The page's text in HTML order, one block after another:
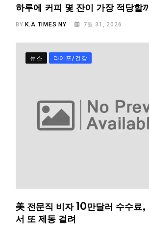
하루에 커피 몇 잔이 가장 적당할
BYK.A TIMES NY 7월 31, 2026
뉴스 라이프/건강
美 전문직 비자 10만달러 수수료,
서 또 제동 걸려